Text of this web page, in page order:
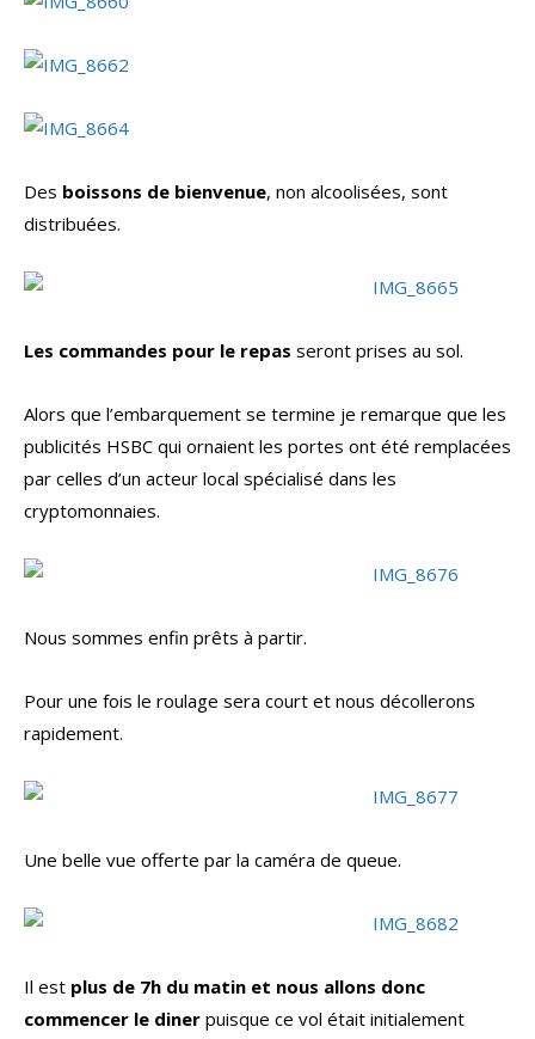
Des boissons de bienvenue, non alcoolisées, sont
distribuées.
Les commandes pour le repas seront prises au sol.
Alors que l’embarquement se termine je remarque que les
publicités HSBC qui ornaient les portes ont été remplacées
par celles d’un acteur local spécialisé dans les
cryptomonnaies.
Nous sommes enfin prêts à partir.
Pour une fois le roulage sera court et nous décollerons
rapidement.
Une belle vue offerte par la caméra de queue.
Il est plus de 7h du matin et nous allons donc
commencer le diner puisque ce vol était initialement